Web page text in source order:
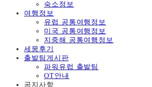
숙소정보
여행정보
유럽 공통여행정보
미국 공통여행정보
지중해 공통여행정보
세뭉후기
출발팀게시판
파워유럽 출발팀
OT안내
공지사항